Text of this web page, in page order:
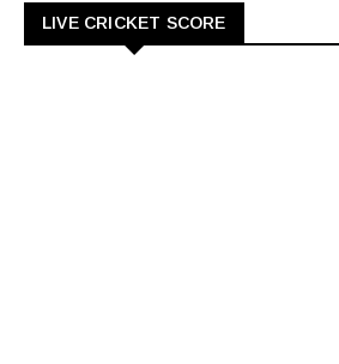
LIVE CRICKET SCORE